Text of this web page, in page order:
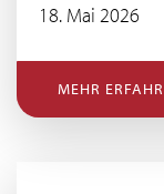
18. Mai 2026
MEHR